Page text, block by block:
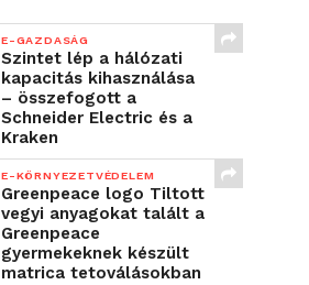
E-GAZDASÁG
Szintet lép a hálózati
kapacitás kihasználása
– összefogott a
Schneider Electric és a
Kraken
E-KÖRNYEZETVÉDELEM
Greenpeace logo Tiltott
vegyi anyagokat talált a
Greenpeace
gyermekeknek készült
matrica tetoválásokban